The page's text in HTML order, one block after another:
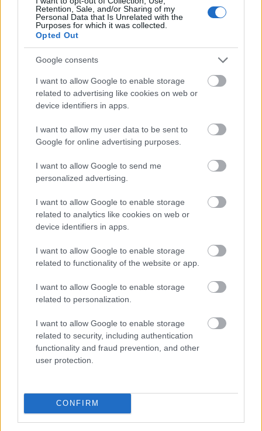
Retention, Sale, and/or Sharing of my
Personal Data that Is Unrelated with the
Purposes for which it was collected.
Opted Out
Google consents
I want to allow Google to enable storage
related to advertising like cookies on web or
device identifiers in apps.
I want to allow my user data to be sent to
Google for online advertising purposes.
I want to allow Google to send me
personalized advertising.
I want to allow Google to enable storage
related to analytics like cookies on web or
device identifiers in apps.
I want to allow Google to enable storage
related to functionality of the website or app.
I want to allow Google to enable storage
related to personalization.
I want to allow Google to enable storage
related to security, including authentication
functionality and fraud prevention, and other
user protection.
CONFIRM
játéknak tudod tekinteni, még örömet is lelsz
ezekben a kitörési kísérletekben. Lelked mélyén ott a
szabadság csírája. Találd meg, hisz rendelkezel te is
ezzel a titkos adó-vevővel. S onnantól már nem
tévedhetsz el. Hisz nem börtönlakónak születtél!
Így tehát kedves olvasóm, ha majd feltekintesz az
égre, és röpülő, kardszárnyú delfineket látsz, ne
lepődj meg. Sikerült nekik.
Címkék:állatok
A kajarendelés is lehet környezetkímélő?!
Bio- és helyi élelmiszereket, valamint
kevesebb, de jó minőségű húst kínálnak